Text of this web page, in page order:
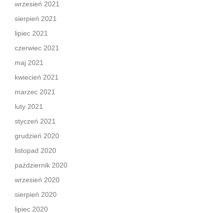
wrzesień 2021
sierpień 2021
lipiec 2021
czerwiec 2021
maj 2021
kwiecień 2021
marzec 2021
luty 2021
styczeń 2021
grudzień 2020
listopad 2020
październik 2020
wrzesień 2020
sierpień 2020
lipiec 2020